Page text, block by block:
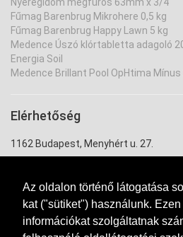
Az oldalon történő látogatása
kat ("sütiket") használunk.
információkat szolgáltatnak
Fűmag Barenbrug Mikrohere 0,5 kg
Fűmag Barenbrug Happy Lawn 5 kg
Medence Úszó klórtabletta adagoló
Energia Soil
Medence Brillant Pool OpHtima Mínus
Elérhetőség
1162 Budapest, Menyhért u. 27.
+36 20 334 7943